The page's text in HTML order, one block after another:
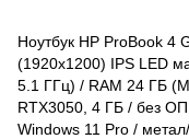
Ноутбук HP ProBook 4
(1920x1200) IPS LED
5.1 ГГц) / RAM 24 ГБ
RTX3050, 4 ГБ / без
Windows 11 Pro /